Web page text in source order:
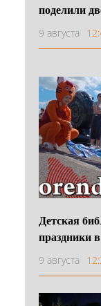
поделили
9 августа
Детская
праздники
9 августа